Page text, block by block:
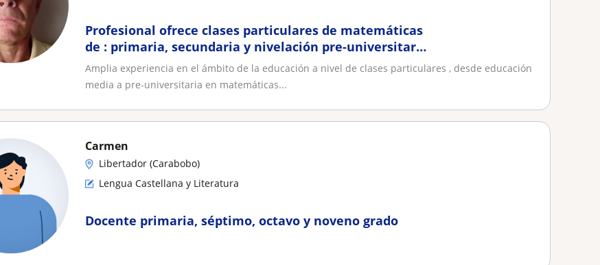
Profesional ofrece clases particulares de matemáticas
de : primaria, secundaria y nivelación pre-universitaria
y física
Amplia experiencia en el ámbito de la educación a nivel de clases particulares , desde educación
media a pre-universitaria en matemáticas...
Carmen
Libertador (Carabobo)
Lengua Castellana y Literatura
Docente primaria, séptimo, octavo y noveno grado